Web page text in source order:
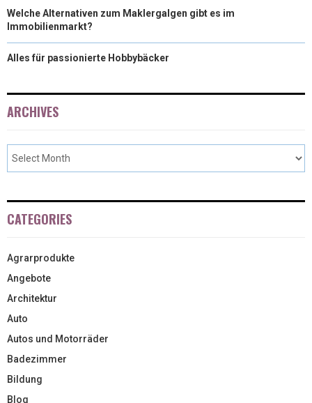
Welche Alternativen zum Maklergalgen gibt es im
Immobilienmarkt?
Alles für passionierte Hobbybäcker
ARCHIVES
CATEGORIES
Agrarprodukte
Angebote
Architektur
Auto
Autos und Motorräder
Badezimmer
Bildung
Blog